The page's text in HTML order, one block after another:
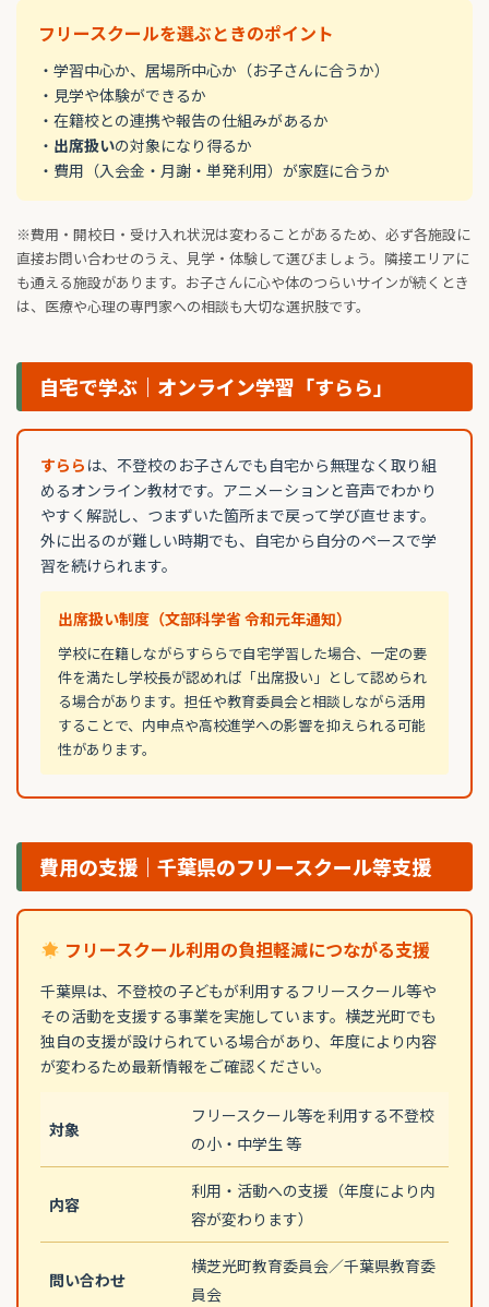
フリースクールを選ぶときのポイント
・学習中心か、居場所中心か（お子さんに合うか）
・見学や体験ができるか
・在籍校との連携や報告の仕組みがあるか
・ 出席扱いの対象になり得るか
・費用（入会金・月謝・単発利用）が家庭に合うか
※費用・開校日・受け入れ状況は変わることがあるため、必ず各施設に
直接お問い合わせのうえ、見学・体験して選びましょう。隣接エリアに
も通える施設があります。お子さんに心や体のつらいサインが続くとき
は、医療や心理の専門家への相談も大切な選択肢です。
自宅で学ぶ｜オンライン学習「すらら」
すらら は、不登校のお子さんでも自宅から無理なく取り組
めるオンライン教材です。アニメーションと音声でわかり
やすく解説し、つまずいた箇所まで戻って学び直せます。
外に出るのが難しい時期でも、自宅から自分のペースで学
習を続けられます。
出席扱い制度（文部科学省 令和元年通知）
学校に在籍しながらすららで自宅学習した場合、一定の要
件を満たし学校長が認めれば「出席扱い」として認められ
る場合があります。担任や教育委員会と相談しながら活用
することで、内申点や高校進学への影響を抑えられる可能
性があります。
費用の支援｜千葉県のフリースクール等支援
フリースクール利用の負担軽減につながる支援
千葉県は、不登校の子どもが利用するフリースクール等や
その活動を支援する事業を実施しています。横芝光町でも
独自の支援が設けられている場合があり、年度により内容
が変わるため最新情報をご確認ください。
対象
フリースクール等を利用する不登校
の小・中学生 等
内容
利用・活動への支援（年度により内
容が変わります）
問い合わせ
横芝光町教育委員会／千葉県教育委
員会